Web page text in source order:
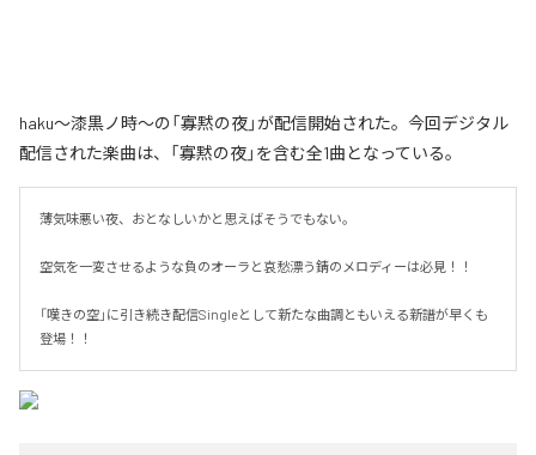
haku～漆黒ノ時～の「寡黙の夜」が配信開始された。今回デジタル
配信された楽曲は、「寡黙の夜」を含む全1曲となっている。
薄気味悪い夜、おとなしいかと思えばそうでもない。
空気を一変させるような負のオーラと哀愁漂う錆のメロディーは必見！！
「嘆きの空」に引き続き配信Singleとして新たな曲調ともいえる新譜が早くも
登場！！